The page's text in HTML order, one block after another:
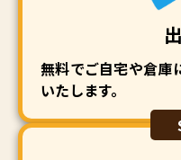
査定終わりは、やは
へ
山田うどんは、うどんもおいしいですが、 お
蕎麦もちろんおい
ω・) それではまた更新します☆ 週の真ん中、がん
ばり
■茨城店 かんりう ハイトー
了承いただき、
無料でご自宅や倉庫
いたします。